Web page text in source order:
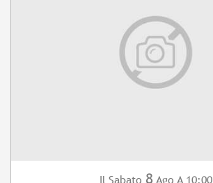
Il Sabato 8 Ago A 10:00